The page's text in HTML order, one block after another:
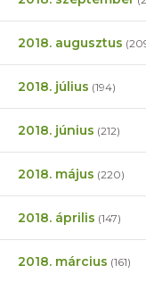
2018. augusztus
2018. július (194)
2018. június (212)
2018. május (220)
2018. április (147)
2018. március (161)